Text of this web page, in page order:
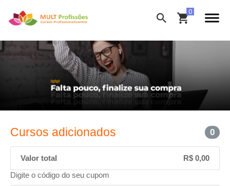
Cursos adicionados 0
Valor total
R$ 0,00
Digite o código do seu cupom